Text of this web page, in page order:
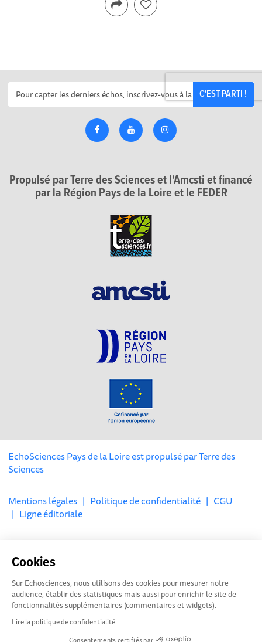
Cookies
Sur Echosciences, nous utilisons des cookies pour mesurer notre
audience, établir des statistiques mais aussi pour enrichir le site de
fonctionnalités supplémentaires (commentaires et widgets).
Lire la politique de confidentialité
Consentements certifiés par
C'EST PARTI !
Propulsé par Terre des Sciences et l'Amcsti et financé
par la Région Pays de la Loire et le FEDER
EchoSciences Pays de la Loire est propulsé parTerre des
Sciences
Mentions légales | Politique de confidentialité | CGU
| Ligne éditoriale